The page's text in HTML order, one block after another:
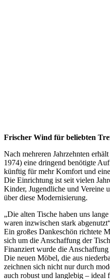
Frischer Wind für beliebten
Nach mehreren Jahrzehnten
1974) eine dringend benötigte
künftig für mehr Komfort und
Die Einrichtung ist seit vielen
Kinder, Jugendliche und Vereine
über diese Modernisierung.
„Die alten Tische haben uns
waren inzwischen stark
Ein großes Dankeschön richtete
sich um die Anschaffung der
Finanziert wurde die
Die neuen Möbel, die aus
zeichnen sich nicht nur durch
auch robust und langlebig –